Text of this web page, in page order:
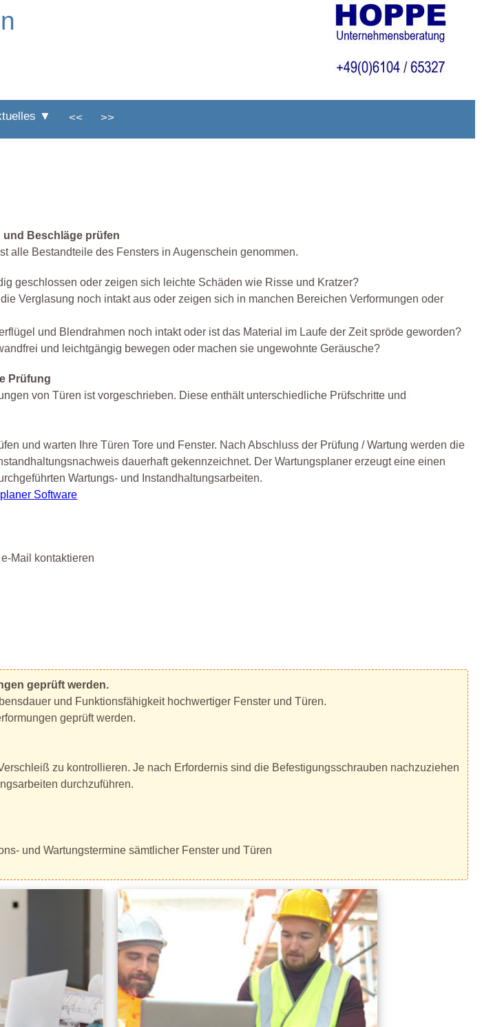
▼ << >>
und Beschläge prüfen
alle Bestandteile des Fensters in Augenschein genommen.
geschlossen oder zeigen sich leichte Schäden wie Risse und Kratzer?
Verglasung noch intakt aus oder zeigen sich in manchen Bereichen Verformungen oder
und Blendrahmen noch intakt oder ist das Material im Laufe der Zeit spröde geworden?
und leichtgängig bewegen oder machen sie ungewohnte Geräusche?
Prüfung
von Türen ist vorgeschrieben. Diese enthält unterschiedliche Prüfschritte und
und warten Ihre Türen Tore und Fenster. Nach Abschluss der Prüfung / Wartung werden die
dauerhaft gekennzeichnet. Der Wartungsplaner erzeugt eine einen
Wartungs- und Instandhaltungsarbeiten.
Software
Mail kontaktieren
geprüft werden.
und Funktionsfähigkeit hochwertiger Fenster und Türen.
geprüft werden.
zu kontrollieren. Je nach Erfordernis sind die Befestigungsschrauben nachzuziehen
durchzuführen.
und Wartungstermine sämtlicher Fenster und Türen